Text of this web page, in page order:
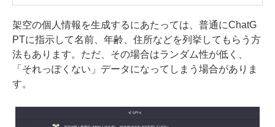
架空の個人情報を生成するにあたっては、普通にChatG
PTに指示して名前、年齢、住所などを列挙してもらう方
法もあります。ただ、その場合はランダム性が低く、
「それっぽくない」データになってしまう場合がありま
す。